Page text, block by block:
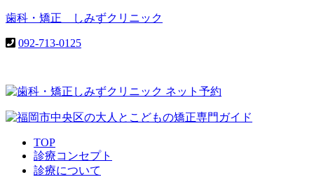
歯科・矯正 しみずクリニック
092-713-0125
TOP
診療コンセプト
診療について